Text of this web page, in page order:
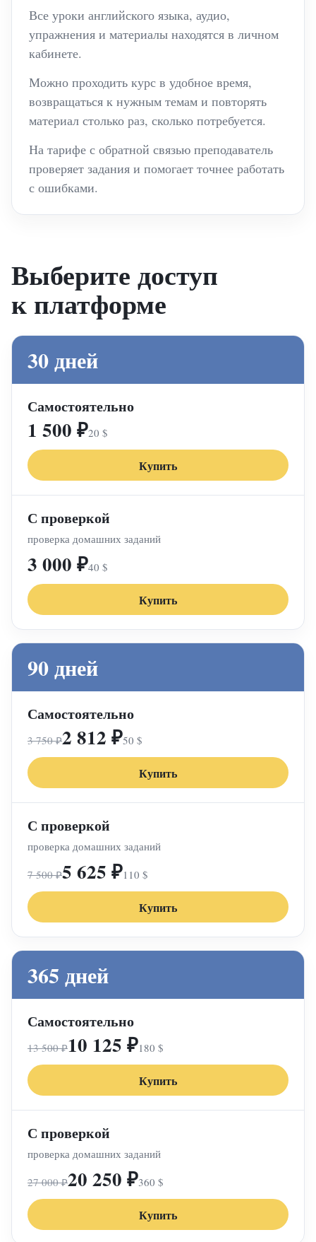
Все уроки английского языка, аудио,
упражнения и материалы находятся в личном
кабинете.
Можно проходить курс в удобное время,
возвращаться к нужным темам и повторять
материал столько раз, сколько потребуется.
На тарифе с обратной связью преподаватель
проверяет задания и помогает точнее работать
с ошибками.
Выберите доступ
к платформе
30 дней
Самостоятельно
1 500 ₽20 $
Купить
С проверкой
проверка домашних заданий
3 000 ₽40 $
Купить
90 дней
Самостоятельно
3 750 ₽2 812 ₽50 $
Купить
С проверкой
проверка домашних заданий
7 500 ₽5 625 ₽110 $
Купить
365 дней
Самостоятельно
13 500 ₽10 125 ₽180 $
Купить
С проверкой
проверка домашних заданий
27 000 ₽20 250 ₽360 $
Купить